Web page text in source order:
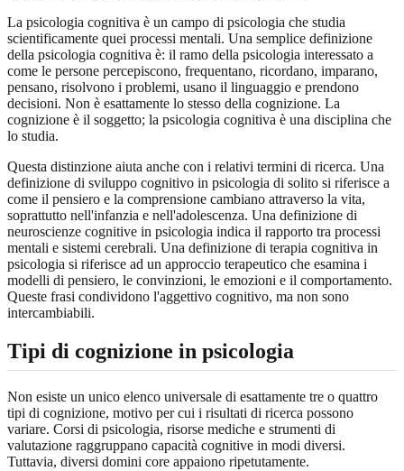
La psicologia cognitiva è un campo di psicologia che studia
scientificamente quei processi mentali. Una semplice definizione
della psicologia cognitiva è: il ramo della psicologia interessato a
come le persone percepiscono, frequentano, ricordano, imparano,
pensano, risolvono i problemi, usano il linguaggio e prendono
decisioni. Non è esattamente lo stesso della cognizione. La
cognizione è il soggetto; la psicologia cognitiva è una disciplina che
lo studia.
Questa distinzione aiuta anche con i relativi termini di ricerca. Una
definizione di sviluppo cognitivo in psicologia di solito si riferisce a
come il pensiero e la comprensione cambiano attraverso la vita,
soprattutto nell'infanzia e nell'adolescenza. Una definizione di
neuroscienze cognitive in psicologia indica il rapporto tra processi
mentali e sistemi cerebrali. Una definizione di terapia cognitiva in
psicologia si riferisce ad un approccio terapeutico che esamina i
modelli di pensiero, le convinzioni, le emozioni e il comportamento.
Queste frasi condividono l'aggettivo cognitivo, ma non sono
intercambiabili.
Tipi di cognizione in psicologia
Non esiste un unico elenco universale di esattamente tre o quattro
tipi di cognizione, motivo per cui i risultati di ricerca possono
variare. Corsi di psicologia, risorse mediche e strumenti di
valutazione raggruppano capacità cognitive in modi diversi.
Tuttavia, diversi domini core appaiono ripetutamente.